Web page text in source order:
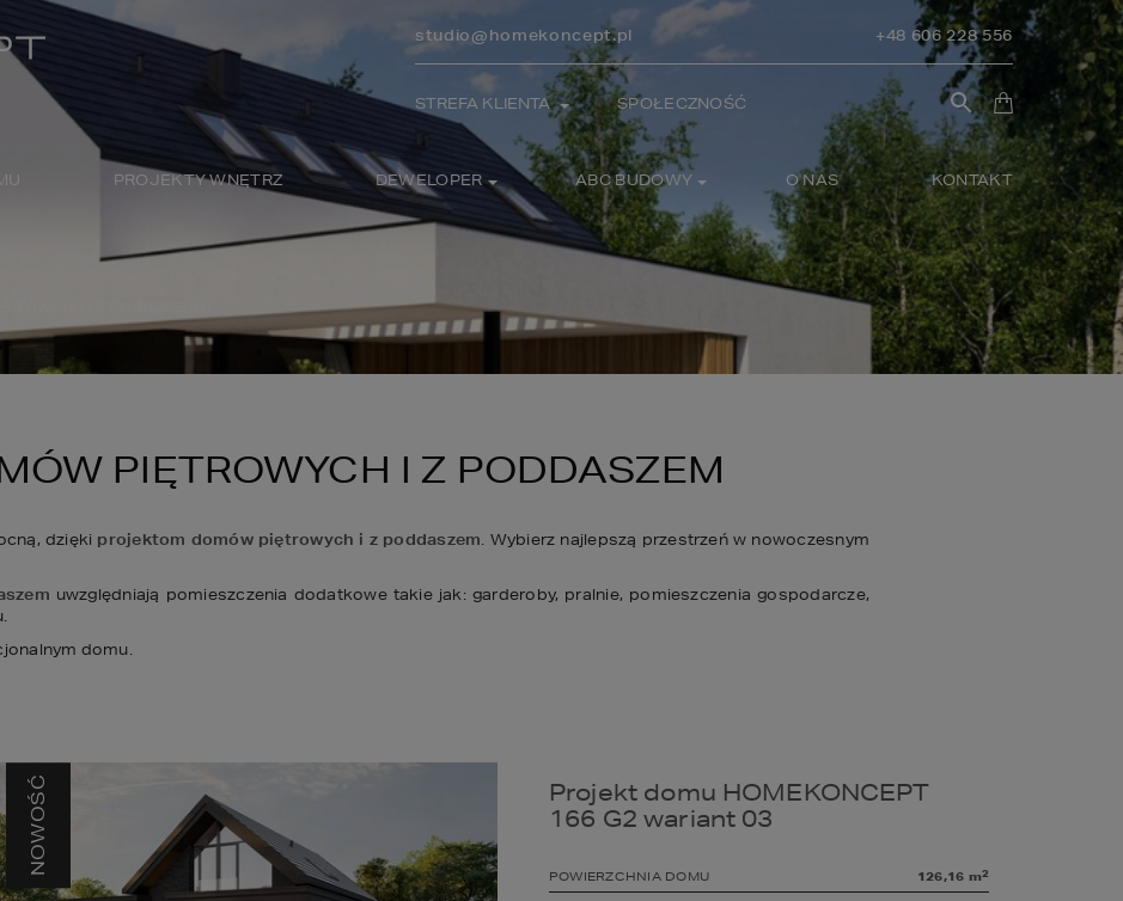
studio@homekoncept.pl +48 606 228 556
STREFA KLIENTA SPOŁECZNOŚĆ
PROJEKTY WNĘTRZ DEWELOPER ABC BUDOWY O NAS KONTAKT
i z poddaszem
PIĘTROWYCH I Z PODDASZEM
dzięki projektom domów piętrowych i z poddaszem. Wybierz najlepszą przestrzeń w nowoczesnym
uwzględniają pomieszczenia dodatkowe takie jak: garderoby, pralnie, pomieszczenia gospodarcze,
domu.
NOWOŚĆ
Projekt domu HOMEKONCEPT
166 G2 wariant 03
POWIERZCHNIA DOMU 126,16 m2